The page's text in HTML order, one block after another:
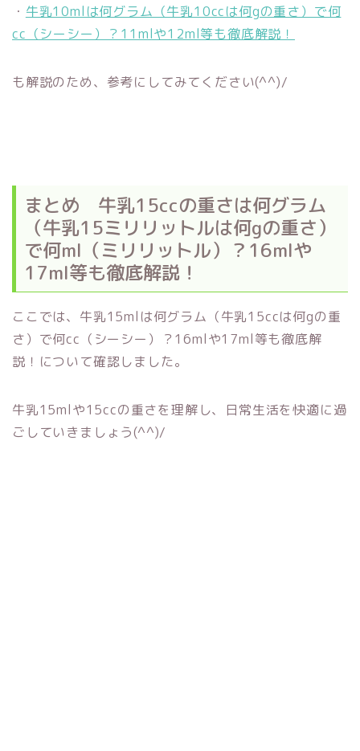
・ 牛乳10mlは何グラム（牛乳10ccは何gの重さ）で何
cc（シーシー）？11mlや12ml等も徹底解説！
も解説のため、参考にしてみてください(^^)/
まとめ 牛乳15ccの重さは何グラム
（牛乳15ミリリットルは何gの重さ）
で何ml（ミリリットル）？16mlや
17ml等も徹底解説！
ここでは、牛乳15mlは何グラム（牛乳15ccは何gの重
さ）で何cc（シーシー）？16mlや17ml等も徹底解
説！について確認しました。
牛乳15mlや15ccの重さを理解し、日常生活を快適に過
ごしていきましょう(^^)/